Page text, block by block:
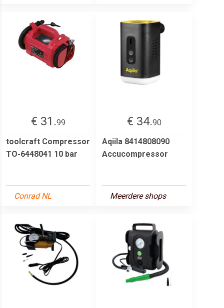
€ 31.99
toolcraft Compressor
TO-6448041 10 bar
Conrad NL
€ 34.90
Aqiila 8414808090
Accucompressor
Meerdere shops